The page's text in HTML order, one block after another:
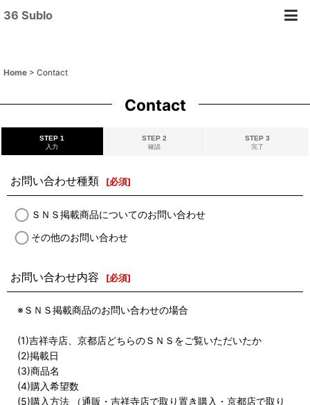
36 Sublo
Home > Contact
Contact
STEP 1
入力
STEP 2
確認
STEP 3
完了
お問い合わせ種類 [必須]
ＳＮＳ掲載商品についてのお問い合わせ
その他のお問い合わせ
お問い合わせ内容 [必須]
※ＳＮＳ掲載商品のお問い合わせの場合
(1)吉祥寺店、京都店どちらのＳＮＳをご覧いただいたか
(2)掲載日
(3)商品名
(4)購入希望数
(5)購入方法 （通販・吉祥寺店で取り置き購入・京都店で取り